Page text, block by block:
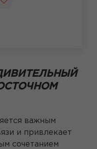
важным
и привлекает
сочетанием